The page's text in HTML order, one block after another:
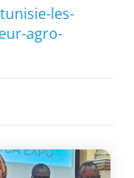
les-
agro-